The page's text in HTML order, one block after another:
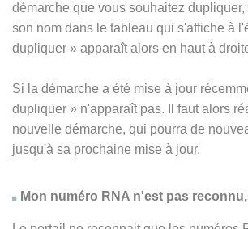
démarche que vous souhaitez
son nom dans le tableau qui s'affiche à
dupliquer » apparaît alors en haut à
Si la démarche a été mise à jour
dupliquer » n'apparaît pas. Il faut alors
nouvelle démarche, qui pourra de
jusqu'à sa prochaine mise à jour.
Mon numéro RNA n'est pas